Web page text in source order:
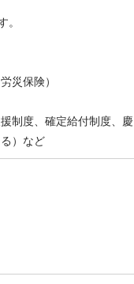
。
災保険）
制度、確定給付制度、慶
）など